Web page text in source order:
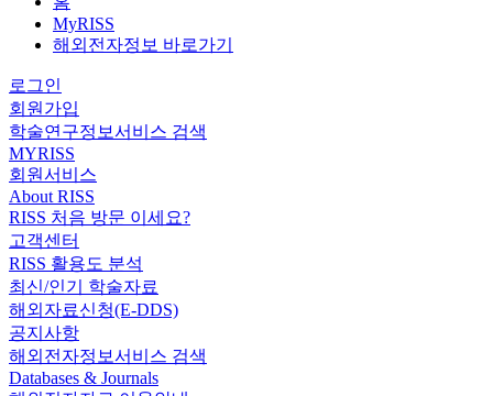
MyRISS
해외전자정보 바로가기
로그인
회원가입
학술연구정보서비스 검색
MYRISS
회원서비스
About RISS
RISS 처음 방문 이세요?
고객센터
RISS 활용도 분석
최신/인기 학술자료
해외자료신청(E-DDS)
공지사항
해외전자정보서비스 검색
Databases & Journals